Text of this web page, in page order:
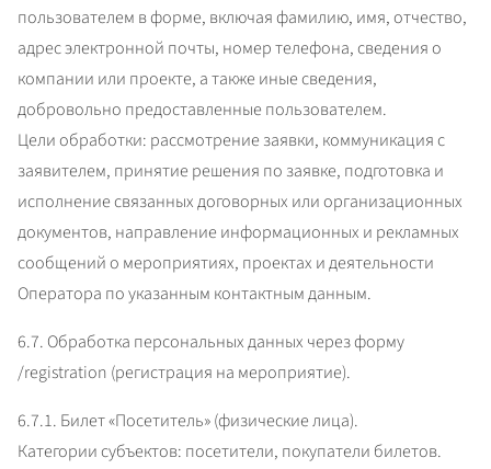
пользователем в форме, включая фамилию, имя, отчество,
адрес электронной почты, номер телефона, сведения о
компании или проекте, а также иные сведения,
добровольно предоставленные пользователем.
Цели обработки: рассмотрение заявки, коммуникация с
заявителем, принятие решения по заявке, подготовка и
исполнение связанных договорных или организационных
документов, направление информационных и рекламных
сообщений о мероприятиях, проектах и деятельности
Оператора по указанным контактным данным.
6.7. Обработка персональных данных через форму
/registration (регистрация на мероприятие).
6.7.1. Билет «Посетитель» (физические лица).
Категории субъектов: посетители, покупатели билетов.